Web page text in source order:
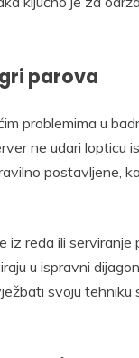
parova
problemima u
ne udari lopticu
postavljene,
iz reda ili
u ispravni
svoju